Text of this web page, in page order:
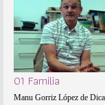
01 Familia
Manu Gorriz López de